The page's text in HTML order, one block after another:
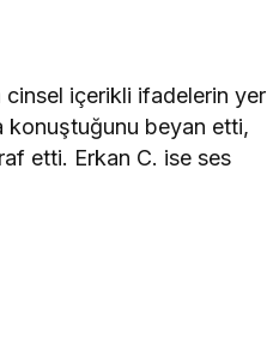
cinsel içerikli ifadelerin yer
konuştuğunu beyan etti,
etti. Erkan C. ise ses